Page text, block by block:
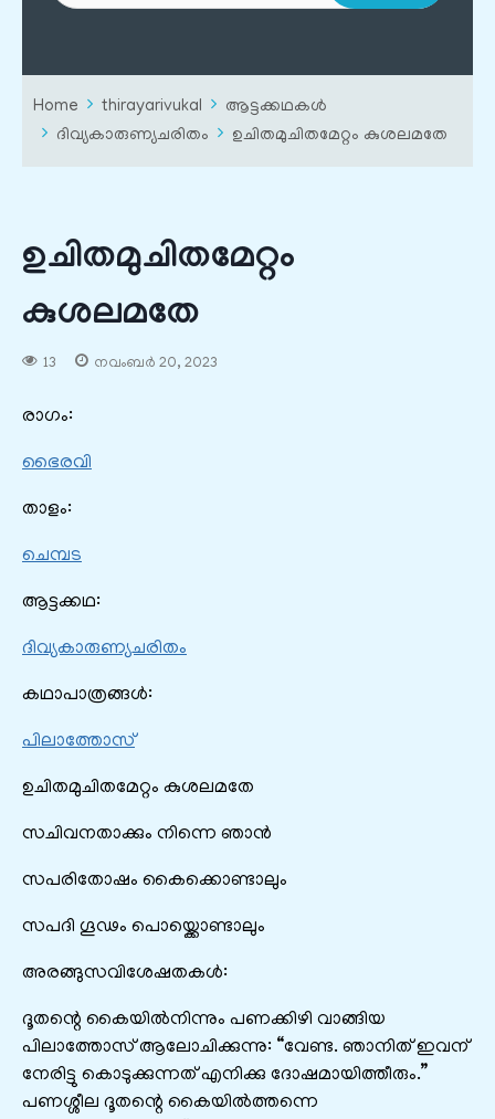
Home thirayarivukal
ആട്ടക്കഥകൾ
ദിവ്യകാരുണ്യചരിതം
ഉചിതമുചിതമേറ്റം കുശലമതേ
ഉചിതമുചിതമേറ്റം
കുശലമതേ
13 നവംബർ 20, 2023
രാഗം:
ഭൈരവി
താളം:
ചെമ്പട
ആട്ടക്കഥ:
ദിവ്യകാരുണ്യചരിതം
കഥാപാത്രങ്ങൾ:
പിലാത്തോസ്‌
ഉചിതമുചിതമേറ്റം കുശലമതേ
സചിവനതാക്കും നിന്നെ ഞാൻ
സപരിതോഷം കൈക്കൊണ്ടാലും
സപദി ഗൂഢം പൊയ്ക്കൊണ്ടാലും
അരങ്ങുസവിശേഷതകൾ:
ദൂതന്റെ കൈയിൽനിന്നും പണക്കിഴി വാങ്ങിയ
പിലാത്തോസ്‌ ആലോചിക്കുന്നു: “വേണ്ട. ഞാനിത്‌ ഇവന്‌
നേരിട്ടു കൊടുക്കുന്നത്‌ എനിക്കു ദോഷമായിത്തീരും.”
പണശ്ശീല ദൂതന്റെ കൈയില്‍ത്തന്നെ